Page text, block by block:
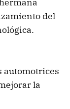
del
automotrices
la